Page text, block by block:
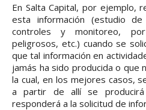
En Salta Capital, por ejemplo,
esta información (estudio de
controles y monitoreo,
peligrosos, etc.) cuando se
que tal información en
jamás ha sido producida o que
la cual, en los mejores casos,
a partir de allí se
responderá a la solicitud de